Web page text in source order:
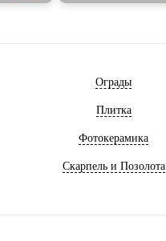
Ограды
Плитка
Фотокерамика
Скарпель и Позолота